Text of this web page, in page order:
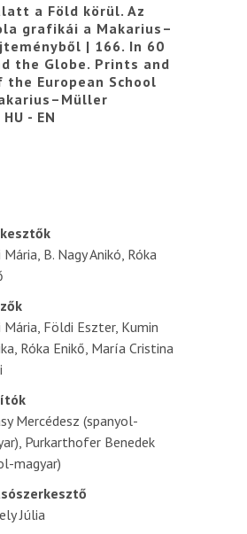
a Föld körül. Az
grafikái a Makarius–
| 166. In 60
the Globe. Prints and
the European School
- EN
B. Nagy Anikó, Róka
Mária, Földi Eszter, Kumin
Róka Enikő, María Cristina
Mercédesz (spanyol-
Purkarthofer Benedek
magyar)
Júlia